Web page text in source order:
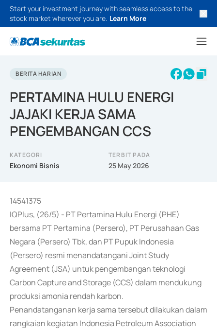
Start your investment journey with seamless access to the
stock market wherever you are. Learn More
BERITA HARIAN
PERTAMINA HULU ENERGI
JAJAKI KERJA SAMA
PENGEMBANGAN CCS
KATEGORI
Ekonomi Bisnis
TERBIT PADA
25 May 2026
14541375
IQPlus, (26/5) - PT Pertamina Hulu Energi (PHE)
bersama PT Pertamina (Persero), PT Perusahaan Gas
Negara (Persero) Tbk, dan PT Pupuk Indonesia
(Persero) resmi menandatangani Joint Study
Agreement (JSA) untuk pengembangan teknologi
Carbon Capture and Storage (CCS) dalam mendukung
produksi amonia rendah karbon.
Penandatanganan kerja sama tersebut dilakukan dalam
rangkaian kegiatan Indonesia Petroleum Association